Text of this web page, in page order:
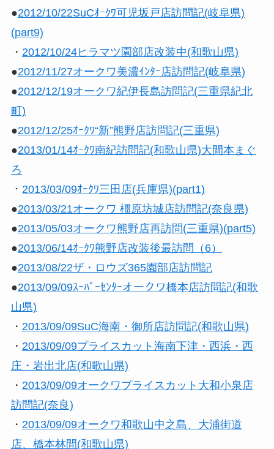
●2012/10/22SuCｵｰｸﾜ可児坂戸店訪問記(岐阜県)
(part9)
・ 2012/10/24ヒラマツ園部店改装中(和歌山県)
●2012/11/27オークワ美濃ｲﾝﾀｰ店訪問記(岐阜県)
●2012/12/19オークワ紀伊長島訪問記(三重県紀北
町)
●2012/12/25ｵｰｸﾜ“新”熊野店訪問記(三重県)
●2013/01/14ｵｰｸﾜ南紀訪問記(和歌山県)大間本まぐ
ろ
・ 2013/03/09ｵｰｸﾜ三田店(兵庫県)(part1)
●2013/03/21オークワ 橿原坊城店訪問記(奈良県)
●2013/05/03オークワ熊野店再訪問(三重県)(part5)
●2013/06/14ｵｰｸﾜ熊野店改装後最訪問（6）
●2013/08/22ザ・ロウズ365園部店訪問記
●2013/09/09ｽｰﾊﾟｰｾﾝﾀｰオークワ橋本店訪問記(和歌
山県)
・ 2013/09/09SuC海南・御所店訪問記(和歌山県)
・ 2013/09/09プライスカット海南下津・西浜・西
庄・岩出北店(和歌山県)
・ 2013/09/09オークワプライスカット大和小泉店
訪問記(奈良)
・ 2013/09/09オークワ和歌山中之島、大浦街道
店、橋本林間(和歌山県)